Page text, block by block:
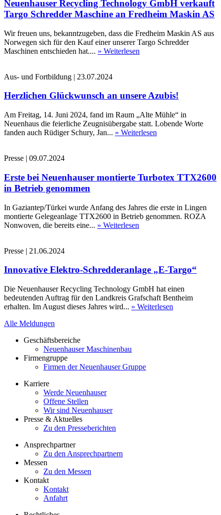
Neuenhauser Recycling Technology GmbH verkauft
Targo Schredder Maschine an Fredheim Maskin AS
Wir freuen uns, bekanntzugeben, dass die Fredheim Maskin AS aus
Norwegen sich für den Kauf einer unserer Targo Schredder
Maschinen entschieden hat.... » Weiterlesen
Aus- und Fortbildung | 23.07.2024
Herzlichen Glückwunsch an unsere Azubis!
Am Freitag, 14. Juni 2024, fand im Raum „Alte Mühle“ in
Neuenhaus die feierliche Zeugnisübergabe statt. Lobende Worte
fanden auch Rüdiger Schury, Jan... » Weiterlesen
Presse | 09.07.2024
Erste bei Neuenhauser montierte Turbotex TTX2600
in Betrieb genommen
In Gaziantep/Türkei wurde Anfang des Jahres die erste in Lingen
montierte Gelegeanlage TTX2600 in Betrieb genommen. ROZA
Nonwoven, die bereits eine... » Weiterlesen
Presse | 21.06.2024
Innovative Elektro-Schredderanlage „E-Targo“
Die Neuenhauser Recycling Technology GmbH hat einen
bedeutenden Auftrag für den Landkreis Grafschaft Bentheim
erhalten. Im August dieses Jahres wird... » Weiterlesen
Alle Meldungen
Geschäftsbereiche
Neuenhauser Maschinenbau
Firmengruppe
Firmen der Neuenhauser Gruppe
Karriere
Werde Neuenhauser
Offene Stellen
Wir sind Neuenhauser
Presse & Aktuelles
Zu den Presseberichten
Ansprechpartner
Zu den Ansprechpartnern
Messen
Zu den Messen
Kontakt
Kontakt
Anfahrt